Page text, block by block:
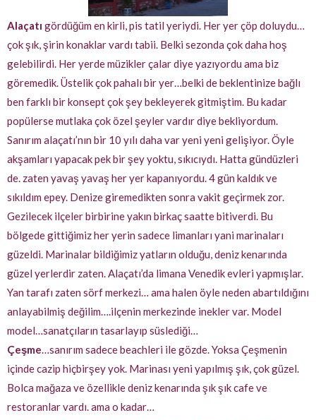
Alaçatı gördüğüm en kirli, pis tatil yeriydi. Her yer çöp doluydu…
çok şık, şirin konaklar vardı tabii. Belki sezonda çok daha hoş
gelebilirdi. Her yerde müzikler çalar diye yazıyordu ama biz
göremedik. Üstelik çok pahalı bir yer…belki de beklentinize bağlı
ben farklı bir konsept çok şey bekleyerek gitmiştim. Bu kadar
popülerse mutlaka çok özel şeyler vardır diye bekliyordum.
Sanırım alaçatı’nın bir 10 yılı daha var yeni yeni gelişiyor. Öyle
akşamları yapacak pek bir şey yoktu, sıkıcıydı. Hatta gündüzleri
de. zaten yavaş yavaş her yer kapanıyordu. 4 gün kaldık ve
sıkıldım epey. Denize giremedikten sonra vakit geçirmek zor.
Gezilecek ilçeler birbirine yakın birkaç saatte bitiverdi. Bu
bölgede gittiğimiz her yerin sadece limanları yani marinaları
güzeldi. Marinalar bildiğimiz yatların olduğu, deniz kenarında
güzel yerlerdir zaten. Alaçatı’da limana Venedik evleri yapmışlar.
Yan tarafı zaten sörf merkezi… ama halen öyle neden abartıldığını
anlayabilmiş değilim….ilçenin merkezinde inekler var. Model
model…sanatçıların tasarlayıp süslediği…
Çeşme…sanırım sadece beachleri ile gözde. Yoksa Çeşmenin
içinde cazip hiçbirşey yok. Marinası yeni yapılmış şık, çok güzel.
Bolca mağaza ve özellikle deniz kenarında şık şık cafe ve
restoranlar vardı. ama o kadar…